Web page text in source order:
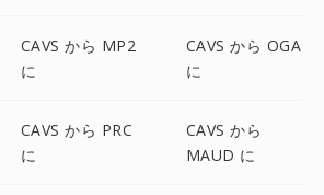
CAVS から MP2
に
CAVS から OGA
に
CAVS から PRC
に
CAVS から
MAUD に